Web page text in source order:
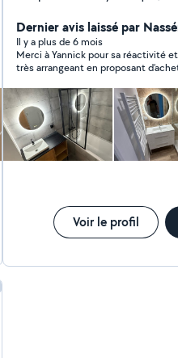
de,renovations,conseils et
leurs budget, avec une
travail de qualité pour des clients
demande en direct Ep2cs sur Google Ou numéro tel
O643549O49
Dernier avis laissé par
Il y a plus de 6 mois
Merci à Yannick pour sa réactivité
très arrangeant en proposant
les travaux. Je recommande
Voir le profil